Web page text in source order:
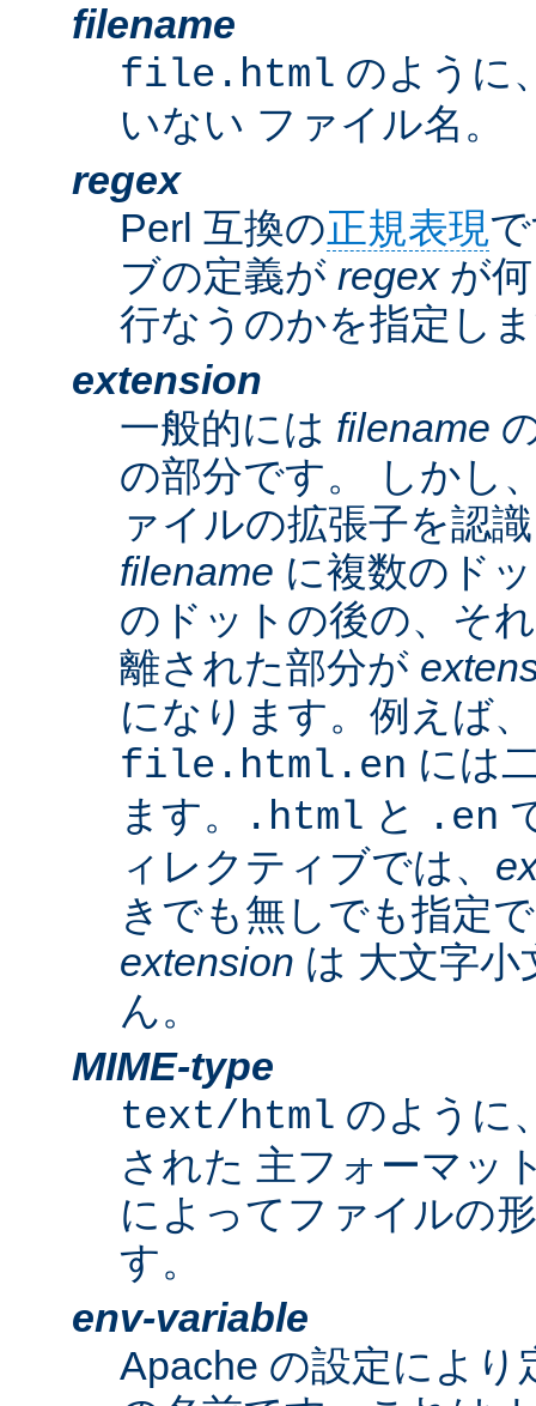
filename
file.html のように
いない ファイル名。
regex
Perl 互換の正規表現
ブの定義が regexが何
行なうのかを指定し
extension
一般的には filename
の部分です。 しかし
ァイルの拡張子を認
filename に複数のド
のドットの後の、そ
離された部分が
になります。例えば、
file.html.en には
ます。
.html と .en
ィレクティブでは、
きでも無しでも指定
extension は 大文字
ん。
MIME-type
text/html のように
された 主フォーマッ
によってファイルの
す。
env-variable
Apache の設定によ